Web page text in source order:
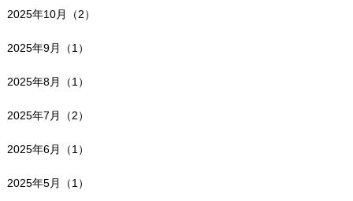
2025年10月（2）
2025年9月（1）
2025年8月（1）
2025年7月（2）
2025年6月（1）
2025年5月（1）